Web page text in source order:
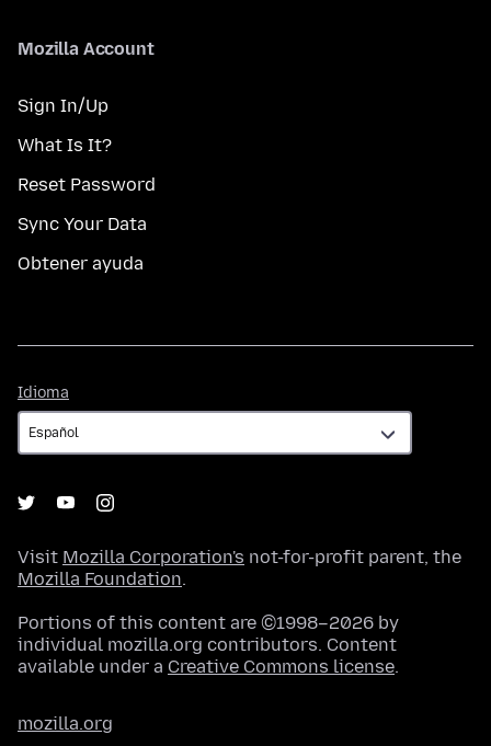
Mozilla Account
Sign In/Up
What Is It?
Reset Password
Sync Your Data
Obtener ayuda
Idioma
Visit Mozilla Corporation's not-for-profit parent, the
Mozilla Foundation.
Portions of this content are ©1998–2026 by
individual mozilla.org contributors. Content
available under a Creative Commons license.
mozilla.org